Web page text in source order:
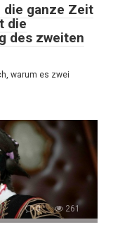
die ganze Zeit
die
des zweiten
warum es zwei
0 261